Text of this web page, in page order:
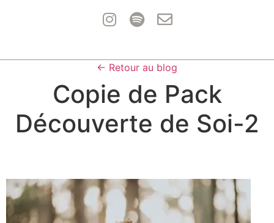
← Retour au blog
Copie de Pack
Découverte de Soi-2